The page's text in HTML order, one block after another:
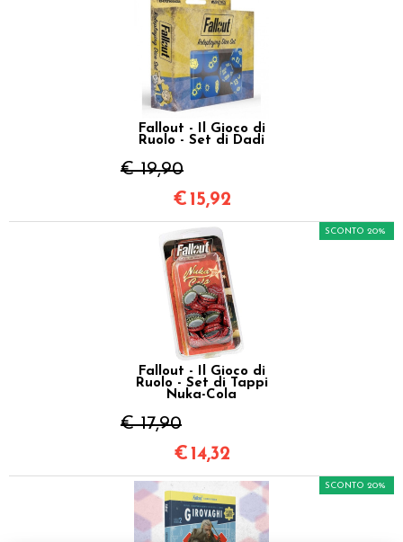
Fallout - Il Gioco di
Ruolo - Set di Dadi
€ 19,90
€ 15,92
Fallout - Il Gioco di
Ruolo - Set di Tappi
Nuka-Cola
€ 17,90
SCONTO 20%
€ 14,32
SCONTO 20%